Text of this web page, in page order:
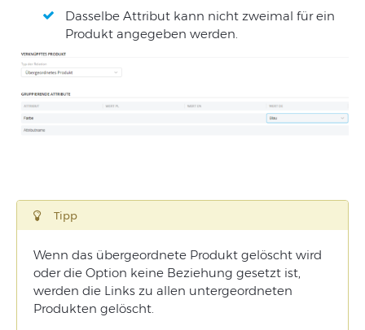
Dasselbe Attribut kann nicht zweimal für ein
Produkt angegeben werden.
Tipp
Wenn das übergeordnete Produkt gelöscht wird
oder die Option keine Beziehung gesetzt ist,
werden die Links zu allen untergeordneten
Produkten gelöscht.